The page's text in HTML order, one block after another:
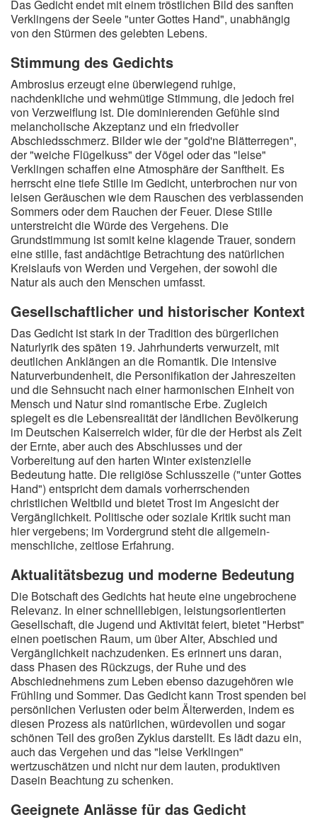
Das Gedicht endet mit einem tröstlichen Bild des sanften
Verklingens der Seele "unter Gottes Hand", unabhängig
von den Stürmen des gelebten Lebens.
Stimmung des Gedichts
Ambrosius erzeugt eine überwiegend ruhige,
nachdenkliche und wehmütige Stimmung, die jedoch frei
von Verzweiflung ist. Die dominierenden Gefühle sind
melancholische Akzeptanz und ein friedvoller
Abschiedsschmerz. Bilder wie der "gold'ne Blätterregen",
der "weiche Flügelkuss" der Vögel oder das "leise"
Verklingen schaffen eine Atmosphäre der Sanftheit. Es
herrscht eine tiefe Stille im Gedicht, unterbrochen nur von
leisen Geräuschen wie dem Rauschen des verblassenden
Sommers oder dem Rauchen der Feuer. Diese Stille
unterstreicht die Würde des Vergehens. Die
Grundstimmung ist somit keine klagende Trauer, sondern
eine stille, fast andächtige Betrachtung des natürlichen
Kreislaufs von Werden und Vergehen, der sowohl die
Natur als auch den Menschen umfasst.
Gesellschaftlicher und historischer Kontext
Das Gedicht ist stark in der Tradition des bürgerlichen
Naturlyrik des späten 19. Jahrhunderts verwurzelt, mit
deutlichen Anklängen an die Romantik. Die intensive
Naturverbundenheit, die Personifikation der Jahreszeiten
und die Sehnsucht nach einer harmonischen Einheit von
Mensch und Natur sind romantische Erbe. Zugleich
spiegelt es die Lebensrealität der ländlichen Bevölkerung
im Deutschen Kaiserreich wider, für die der Herbst als Zeit
der Ernte, aber auch des Abschlusses und der
Vorbereitung auf den harten Winter existenzielle
Bedeutung hatte. Die religiöse Schlusszeile ("unter Gottes
Hand") entspricht dem damals vorherrschenden
christlichen Weltbild und bietet Trost im Angesicht der
Vergänglichkeit. Politische oder soziale Kritik sucht man
hier vergebens; im Vordergrund steht die allgemein-
menschliche, zeitlose Erfahrung.
Aktualitätsbezug und moderne Bedeutung
Die Botschaft des Gedichts hat heute eine ungebrochene
Relevanz. In einer schnelllebigen, leistungsorientierten
Gesellschaft, die Jugend und Aktivität feiert, bietet "Herbst"
einen poetischen Raum, um über Alter, Abschied und
Vergänglichkeit nachzudenken. Es erinnert uns daran,
dass Phasen des Rückzugs, der Ruhe und des
Abschiednehmens zum Leben ebenso dazugehören wie
Frühling und Sommer. Das Gedicht kann Trost spenden bei
persönlichen Verlusten oder beim Älterwerden, indem es
diesen Prozess als natürlichen, würdevollen und sogar
schönen Teil des großen Zyklus darstellt. Es lädt dazu ein,
auch das Vergehen und das "leise Verklingen"
wertzuschätzen und nicht nur dem lauten, produktiven
Dasein Beachtung zu schenken.
Geeignete Anlässe für das Gedicht